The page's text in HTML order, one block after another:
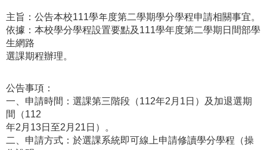
主旨：公告本校111學年度第二學期學分學程申請相關事宜。
依據：本校學分學程設置要點及111學年度第二學期日間部學
生網路
選課期程辦理。
公告事項：
一、申請時間：選課第三階段（112年2月1日）及加退選期
間（112
年2月13日至2月21日）。
二、申請方式：於選課系統即可線上申請修讀學分學程（操